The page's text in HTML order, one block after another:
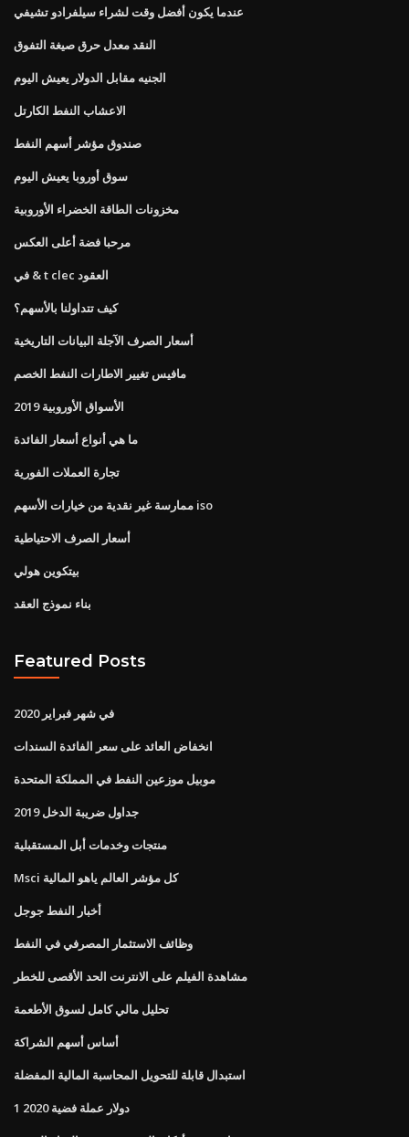
عندما يكون أفضل وقت لشراء سيلفرادو تشيفي
النقد معدل حرق صيغة التفوق
الجنيه مقابل الدولار يعيش اليوم
الاعشاب النفط الكارتل
صندوق مؤشر أسهم النفط
سوق أوروبا يعيش اليوم
مخزونات الطاقة الخضراء الأوروبية
مرحبا فضة أعلى العكس
في & t clec العقود
كيف تتداولنا بالأسهم؟
أسعار الصرف الآجلة البيانات التاريخية
مافيس تغيير الاطارات النفط الخصم
الأسواق الأوروبية 2019
ما هي أنواع أسعار الفائدة
تجارة العملات الفورية
ممارسة غير نقدية من خيارات الأسهم iso
أسعار الصرف الاحتياطية
بيتكوين هولي
بناء نموذج العقد
Featured Posts
في شهر فبراير 2020
انخفاض العائد على سعر الفائدة السندات
موبيل موزعين النفط في المملكة المتحدة
جداول ضريبة الدخل 2019
منتجات وخدمات أبل المستقبلية
Msci كل مؤشر العالم ياهو المالية
أخبار النفط جوجل
وظائف الاستثمار المصرفي في النفط
مشاهدة الفيلم على الانترنت الحد الأقصى للخطر
تحليل مالي كامل لسوق الأطعمة
أساس أسهم الشراكة
استبدال قابلة للتحويل المحاسبة المالية المفضلة
1 دولار عملة فضية 2020